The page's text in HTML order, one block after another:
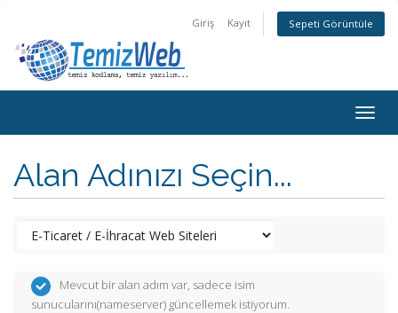
Giriş Kayıt Sepeti Görüntüle
Alan Adınızı Seçin...
Mevcut bir alan adım var, sadece isim
sunucularını(nameserver) güncellemek istiyorum.